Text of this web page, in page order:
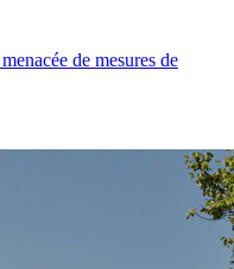
de mesures de